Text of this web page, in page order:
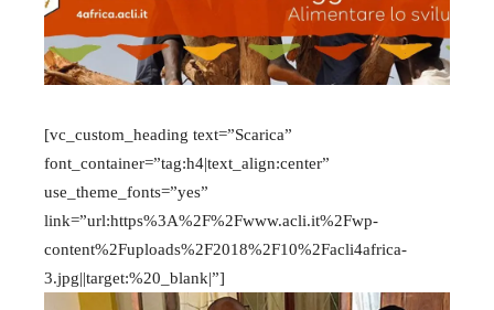
[vc_custom_heading text=”Scarica”
font_container=”tag:h4|text_align:center”
use_theme_fonts=”yes”
link=”url:https%3A%2F%2Fwww.acli.it%2Fwp-
content%2Fuploads%2F2018%2F10%2Facli4africa-
3.jpg||target:%20_blank|”]